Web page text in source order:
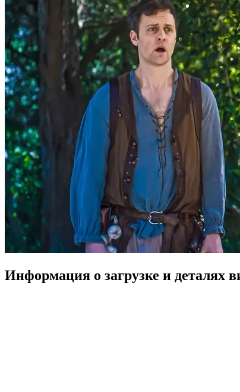
Информация о загрузке и